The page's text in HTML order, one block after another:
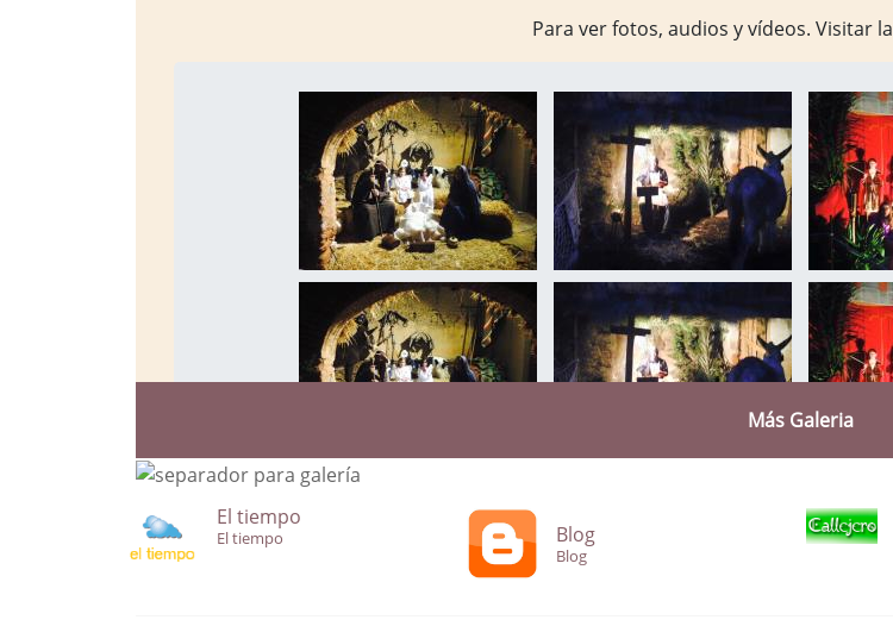
Para ver fotos, audios y vídeos. Visitar la
Más Galeria
El tiempo
El tiempo Blog
Blog